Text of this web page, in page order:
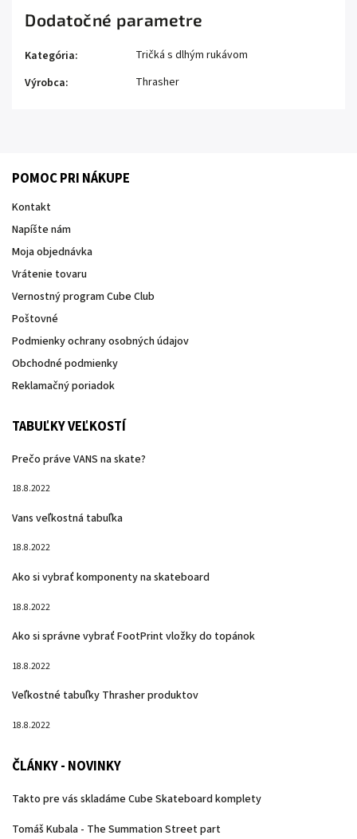
Dodatočné parametre
Kategória:
Tričká s dlhým rukávom
Výrobca: Thrasher
POMOC PRI NÁKUPE
Kontakt
Napíšte nám
Moja objednávka
Vrátenie tovaru
Vernostný program Cube Club
Poštovné
Podmienky ochrany osobných údajov
Obchodné podmienky
Reklamačný poriadok
TABUĽKY VEĽKOSTÍ
Prečo práve VANS na skate?
18.8.2022
Vans veľkostná tabuľka
18.8.2022
Ako si vybrať komponenty na skateboard
18.8.2022
Ako si správne vybrať FootPrint vložky do topánok
18.8.2022
Veľkostné tabuľky Thrasher produktov
18.8.2022
ČLÁNKY - NOVINKY
Takto pre vás skladáme Cube Skateboard komplety
Tomáš Kubala - The Summation Street part